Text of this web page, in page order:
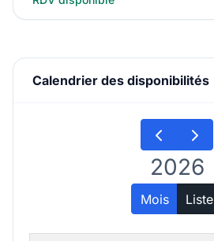
Calendrier des disponibilités
2026
Mois Liste